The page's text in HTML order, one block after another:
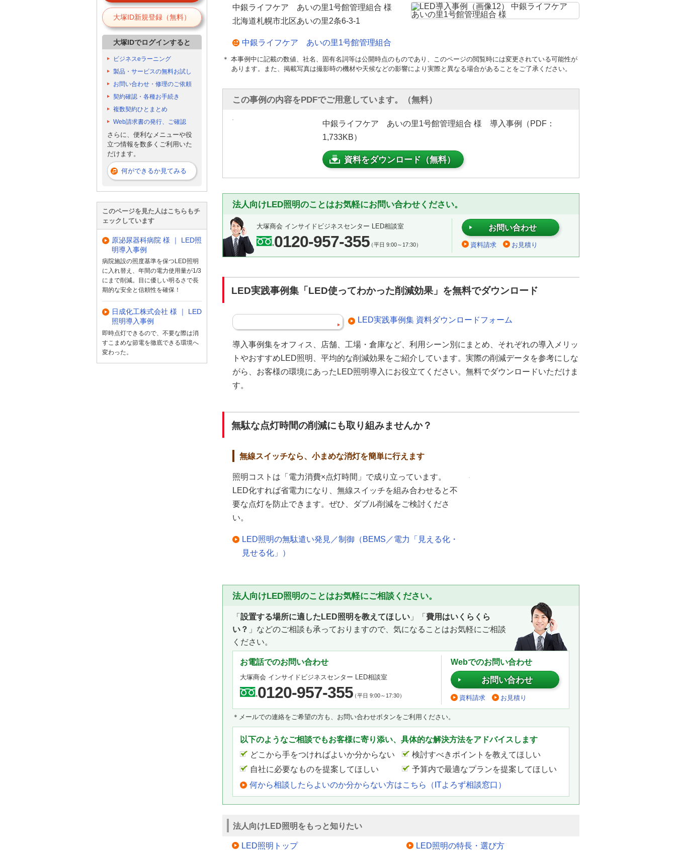
中銀ライフケア あいの里1号館管理組合 様
北海道札幌市北区あいの里2条6-3-1
中銀ライフケア あいの里1号館管理組合
＊ 本事例中に記載の数値、社名、固有名詞等は公開時点のものであり、このページの閲覧時には変更されている可能性が
あります。また、掲載写真は撮影時の機材や天候などの影響により実際と異なる場合があることをご了承ください。
この事例の内容をPDFでご用意しています。（無料）
中銀ライフケア あいの里1号館管理組合 様 導入事例（PDF：
1,733KB）
資料をダウンロード（無料）
法人向けLED照明のことはお気軽にお問い合わせください。
大塚商会 インサイドビジネスセンター LED相談室
0120-957-355（平日 9:00～17:30）
お問い合わせ
資料請求 お見積り
LED実践事例集「LED使ってわかった削減効果」を無料でダウンロード
LED実践事例集 資料ダウンロードフォーム
導入事例集をオフィス、店舗、工場・倉庫など、利用シーン別にまとめ、それぞれの導入メリッ
トやおすすめLED照明、平均的な削減効果をご紹介しています。実際の削減データを参考にしな
がら、お客様の環境にあったLED照明導入にお役立てください。無料でダウンロードいただけま
す。
無駄な点灯時間の削減にも取り組みませんか？
無線スイッチなら、小まめな消灯を簡単に行えます
照明コストは「電力消費×点灯時間」で成り立っています。
LED化すれば省電力になり、無線スイッチを組み合わせると不
要な点灯を防止できます。ぜひ、ダブル削減をご検討くださ
い。
LED照明の無駄遣い発見／制御（BEMS／電力「見える化・
見せる化」）
法人向けLED照明のことはお気軽にご相談ください。
「 設置する場所に適したLED照明を教えてほしい 」「 費用はいくらくら
い？ 」などのご相談も承っておりますので、気になることはお気軽にご相談
ください。
お電話でのお問い合わせ
大塚商会 インサイドビジネスセンター LED相談室
0120-957-355（平日 9:00～17:30）
Webでのお問い合わせ
お問い合わせ
資料請求 お見積り
＊メールでの連絡をご希望の方も、お問い合わせボタンをご利用ください。
以下のようなご相談でもお客様に寄り添い、具体的な解決方法をアドバイスします
どこから手をつければよいか分からない
検討すべきポイントを教えてほしい
自社に必要なものを提案してほしい
予算内で最適なプランを提案してほしい
何から相談したらよいのか分からない方はこちら（ITよろず相談窓口）
法人向けLED照明をもっと知りたい
LED照明トップ LED照明の特長・選び方
大塚ID新規登録（無料）
大塚IDでログインすると
ビジネスeラーニング
製品・サービスの無料お試し
お問い合わせ・修理のご依頼
契約確認・各種お手続き
複数契約ひとまとめ
Web請求書の発行、ご確認
さらに、便利なメニューや役
立つ情報を数多くご利用いた
だけます。
何ができるか見てみる
このページを見た人はこちらもチ
ェックしています
原泌尿器科病院 様 ｜ LED照
明導入事例
病院施設の照度基準を保つLED照明
に入れ替え、年間の電力使用量が1/3
にまで削減。目に優しい明るさで長
期的な安全と信頼性を確保！
日成化工株式会社 様 ｜ LED
照明導入事例
即時点灯できるので、不要な際は消
すこまめな節電を徹底できる環境へ
変わった。